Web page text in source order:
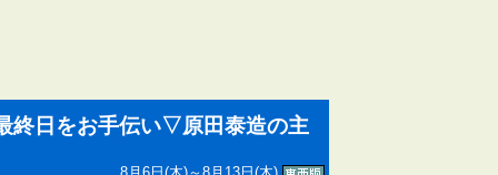
終日をお手伝い▽原田泰造の主